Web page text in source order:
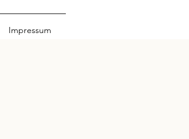
Impressum